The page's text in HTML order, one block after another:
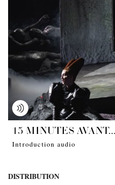
15 MINUTES
Introduction audio
DISTRIBUTION